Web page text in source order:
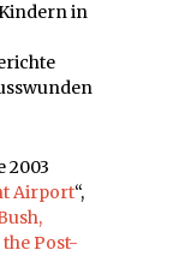
in
2003
Airport“,
Post-